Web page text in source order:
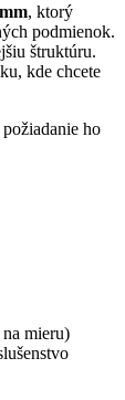
, ktorý
podmienok.
štruktúru.
kde chcete
požiadanie ho
mieru)